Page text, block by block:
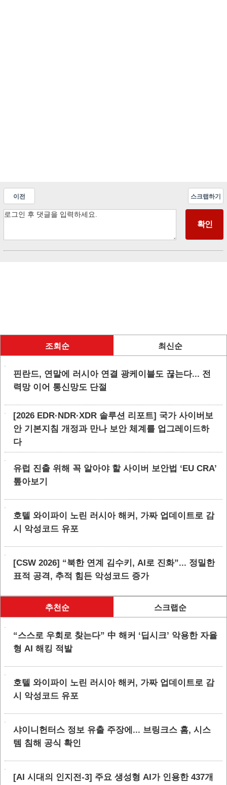
이전 스크랩하기
조회순 최신순
핀란드, 연말에 러시아 연결 광케이블도 끊는다... 전
력망 이어 통신망도 단절
[2026 EDR·NDR·XDR 솔루션 리포트] 국가 사이버보
안 기본지침 개정과 만나 보안 체계를 업그레이드하
다
유럽 진출 위해 꼭 알아야 할 사이버 보안법 ‘EU CRA’
톺아보기
호텔 와이파이 노린 러시아 해커, 가짜 업데이트로 감
시 악성코드 유포
[CSW 2026] “북한 연계 김수키, AI로 진화”... 정밀한
표적 공격, 추적 힘든 악성코드 증가
추천순 스크랩순
“스스로 우회로 찾는다” 中 해커 ‘딥시크’ 악용한 자율
형 AI 해킹 적발
호텔 와이파이 노린 러시아 해커, 가짜 업데이트로 감
시 악성코드 유포
샤이니헌터스 정보 유출 주장에... 브링크스 홈, 시스
템 침해 공식 확인
[AI 시대의 인지전-3] 주요 생성형 AI가 인용한 437개